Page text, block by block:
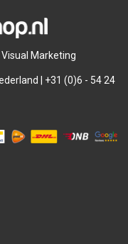
Marketing
| +31 (0)6 - 54 24